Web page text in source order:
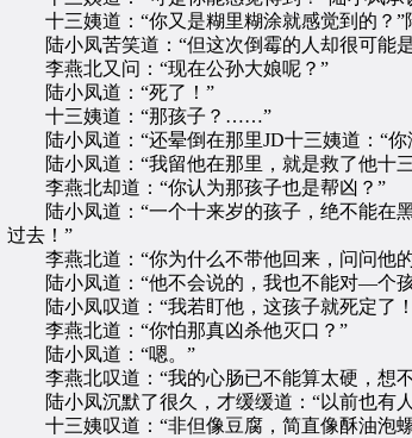
十三姨道：“你又是糊里糊涂就感觉到的？”
陆小凤苦笑道：“但这次倒霉的人却很可能
李燕北又问：“现在公孙大娘呢？”
陆小凤道：“死了！”
十三姨道：“那孩子？……”
陆小凤道：“还晕倒在那里JD十三姨道：“你
陆小凤道：“我留他在那里，就是救了他十三
李燕北却道：“你认为那孩子也是帮凶？”
陆小凤道：“一个十来岁的孩子，绝不能在黑
过去！”
李燕北道：“你为什么不带他回来，问问他
陆小凤道：“他不会说的，我也不能对—个孩
陆小凤叹道：“我若盯他，这孩子就死定了
李燕北道：“你怕那真凶杀他灭口？”
陆小凤道：“嗯。”
李燕北叹道：“我的心肠已不能算太硬，想
陆小凤沉默了很久，才缓缓道：“以前也有人
十三姨叹道：“非但像豆腐，简直像酥油泡螺